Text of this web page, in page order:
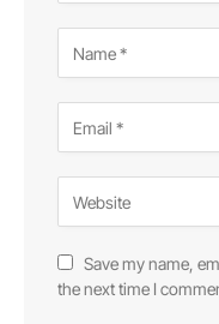
Save my name,
the next time I